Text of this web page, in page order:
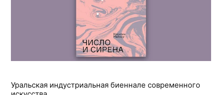
Уральская индустриальная биеннале современного